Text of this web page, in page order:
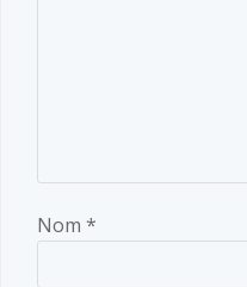
Nom *